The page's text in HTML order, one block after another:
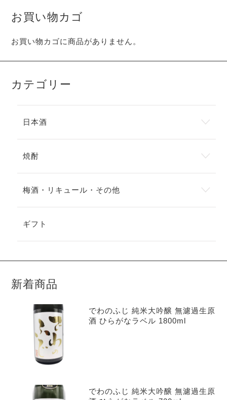
お買い物カゴ
お買い物カゴに商品がありません。
カテゴリー
日本酒
焼酎
梅酒・リキュール・その他
ギフト
新着商品
でわのふじ 純米大吟醸 無濾過生原
酒 ひらがなラベル 1800ml
でわのふじ 純米大吟醸 無濾過生原